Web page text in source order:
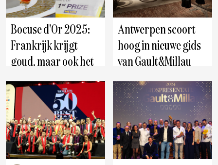
Bocuse d'Or 2025:
Frankrijk krijgt
goud, maar ook het
noorden toont zich
culinair
Antwerpen scoort
hoog in nieuwe gids
van Gault&Millau
2025: "Een
erkenning voor onze
ambacht"
Antwerpen